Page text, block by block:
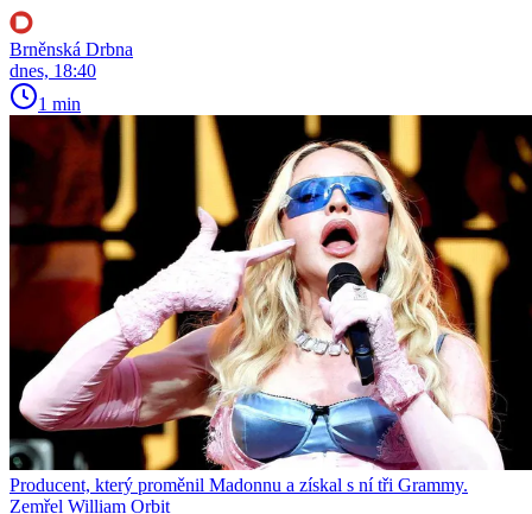
Brněnská Drbna
dnes, 18:40
1 min
Producent, který proměnil Madonnu a získal s ní tři Grammy.
Zemřel William Orbit